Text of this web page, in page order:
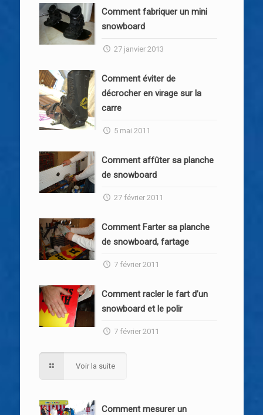
Comment fabriquer un mini
snowboard
27 janvier 2013
Comment éviter de
décrocher en virage sur la
carre
5 mai 2011
Comment affûter sa planche
de snowboard
27 février 2011
Comment Farter sa planche
de snowboard, fartage
7 février 2011
Comment racler le fart d’un
snowboard et le polir
7 février 2011
Voir la suite
Comment mesurer un